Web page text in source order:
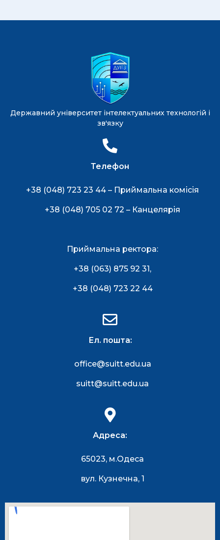
Державний університет інтелектуальних технологій і
зв'язку
Телефон
+38 (048) 723 23 44 – Приймальна комісія
+38 (048) 705 02 72 – Канцелярія
Приймальна ректора:
+38 (063) 875 92 31,
+38 (048) 723 22 44
Ел. пошта:
office@suitt.edu.ua
suitt@suitt.edu.ua
Адреса:
65023, м.Одеса
вул. Кузнечна, 1